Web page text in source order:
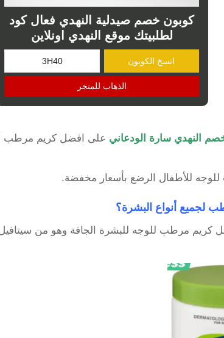
كوبون خصم صيدلية النهدي فعال كود
لطلبيتك موقع النهدي اونلاين
انسخ الكوبون
الذهاب للمتجر
النهدي سارة الودعاني على افضل كريم مرطب
للأطفال الرضع بأسعار مخفضة.
لجميع أنواع البشرة؟
كريم مرطب للوجه للبشرة الجافة وهو من